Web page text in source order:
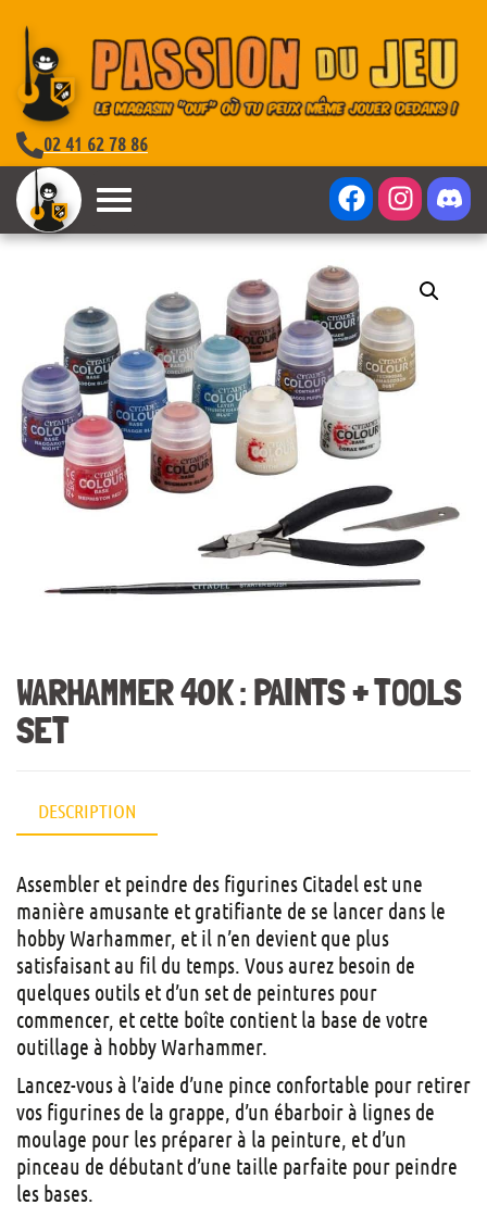
02 41 62 78 86
WARHAMMER 40K : PAINTS + TOOLS
SET
DESCRIPTION
Assembler et peindre des figurines Citadel est une
manière amusante et gratifiante de se lancer dans le
hobby Warhammer, et il n’en devient que plus
satisfaisant au fil du temps. Vous aurez besoin de
quelques outils et d’un set de peintures pour
commencer, et cette boîte contient la base de votre
outillage à hobby Warhammer.
Lancez-vous à l’aide d’une pince confortable pour retirer
vos figurines de la grappe, d’un ébarboir à lignes de
moulage pour les préparer à la peinture, et d’un
pinceau de débutant d’une taille parfaite pour peindre
les bases.